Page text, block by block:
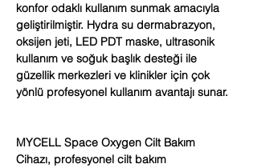
konfor odaklı kullanım sunmak amacıyla
geliştirilmiştir. Hydra su dermabrazyon,
oksijen jeti, LED PDT maske, ultrasonik
kullanım ve soğuk başlık desteği ile
güzellik merkezleri ve klinikler için çok
yönlü profesyonel kullanım avantajı sunar.
MYCELL Space Oxygen Cilt Bakım
Cihazı, profesyonel cilt bakım